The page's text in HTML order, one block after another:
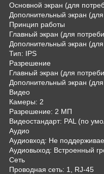
Основной экран (для
Дополнительный экран
Принцип работы
Главный экран (для
Дополнительный экран
Тип: IPS
Разрешение
Главный экран (для
Дополнительный экран
Видео
Камеры: 2
Разрешение: 2 МП
Видеостандарт: PAL (по
Аудио
Аудиовход: Не
Аудиовыход: Встроенный
Сеть
Проводная сеть: 1, RJ-45